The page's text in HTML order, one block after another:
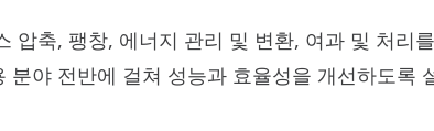
압축, 팽창, 에너지 관리 및 변환, 여과 및 처리를
분야 전반에 걸쳐 성능과 효율성을 개선하도록